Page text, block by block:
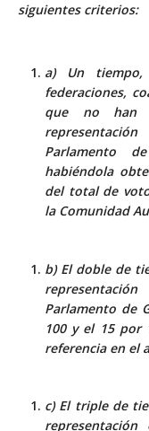
siguientes criterios:
a) Un
federaciones,
que no han
Parlamento
habiéndola
del total de
la Comunidad
b) El doble de
Parlamento de
100 y el 15 por
referencia en el
c) El triple de